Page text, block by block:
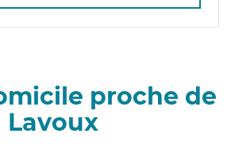
proche de
Lavoux